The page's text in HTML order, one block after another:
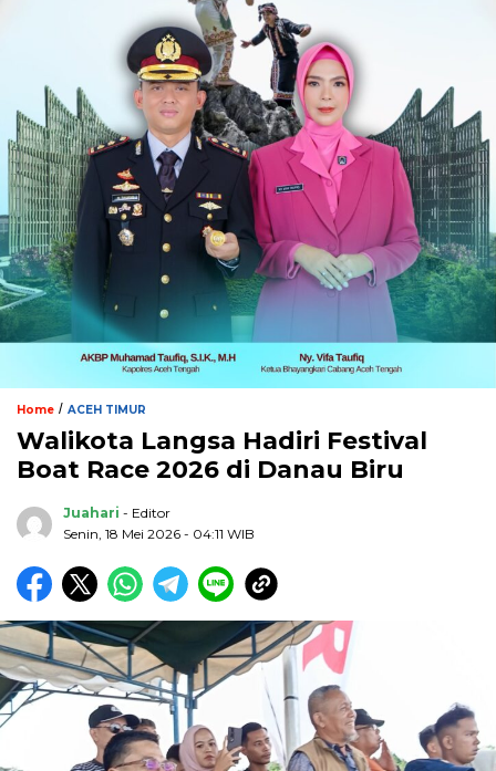
Home / ACEH TIMUR
Walikota Langsa Hadiri Festival
Boat Race 2026 di Danau Biru
Juahari - Editor
Senin, 18 Mei 2026 - 04:11 WIB